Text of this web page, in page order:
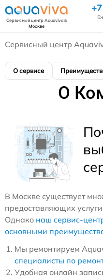
Сервисный центр Aquavivaв
Москве
Сервисный центр
О сервисе
О
В Москве существует
предоставляющих
Однако наш сервис-
основными
Мы ремонтируем
специалисты по
Удобная онлайн